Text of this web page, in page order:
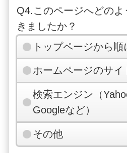
Q4.このページへどの
きましたか？
トップページから順
ホームページのサイ
検索エンジン（
Googleなど）
その他